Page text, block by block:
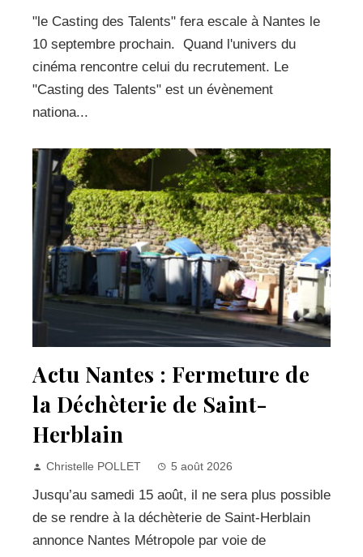
"le Casting des Talents" fera escale à Nantes le
10 septembre prochain. Quand l'univers du
cinéma rencontre celui du recrutement. Le
"Casting des Talents" est un évènement
nationa...
Actu Nantes : Fermeture de
la Déchèterie de Saint-
Herblain
Christelle POLLET 5 août 2026
Jusqu’au samedi 15 août, il ne sera plus possible
de se rendre à la déchèterie de Saint-Herblain
annonce Nantes Métropole par voie de